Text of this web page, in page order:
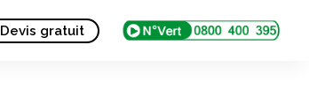
Devis gratuit